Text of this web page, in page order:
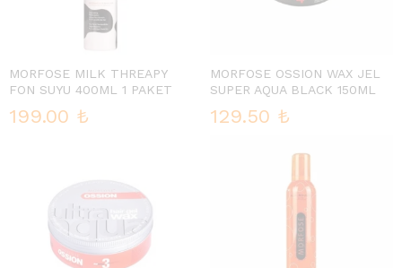
MORFOSE MILK THREAPY
FON SUYU 400ML 1 PAKET
199.00 ₺
MORFOSE OSSION WAX JEL
SUPER AQUA BLACK 150ML
129.50 ₺